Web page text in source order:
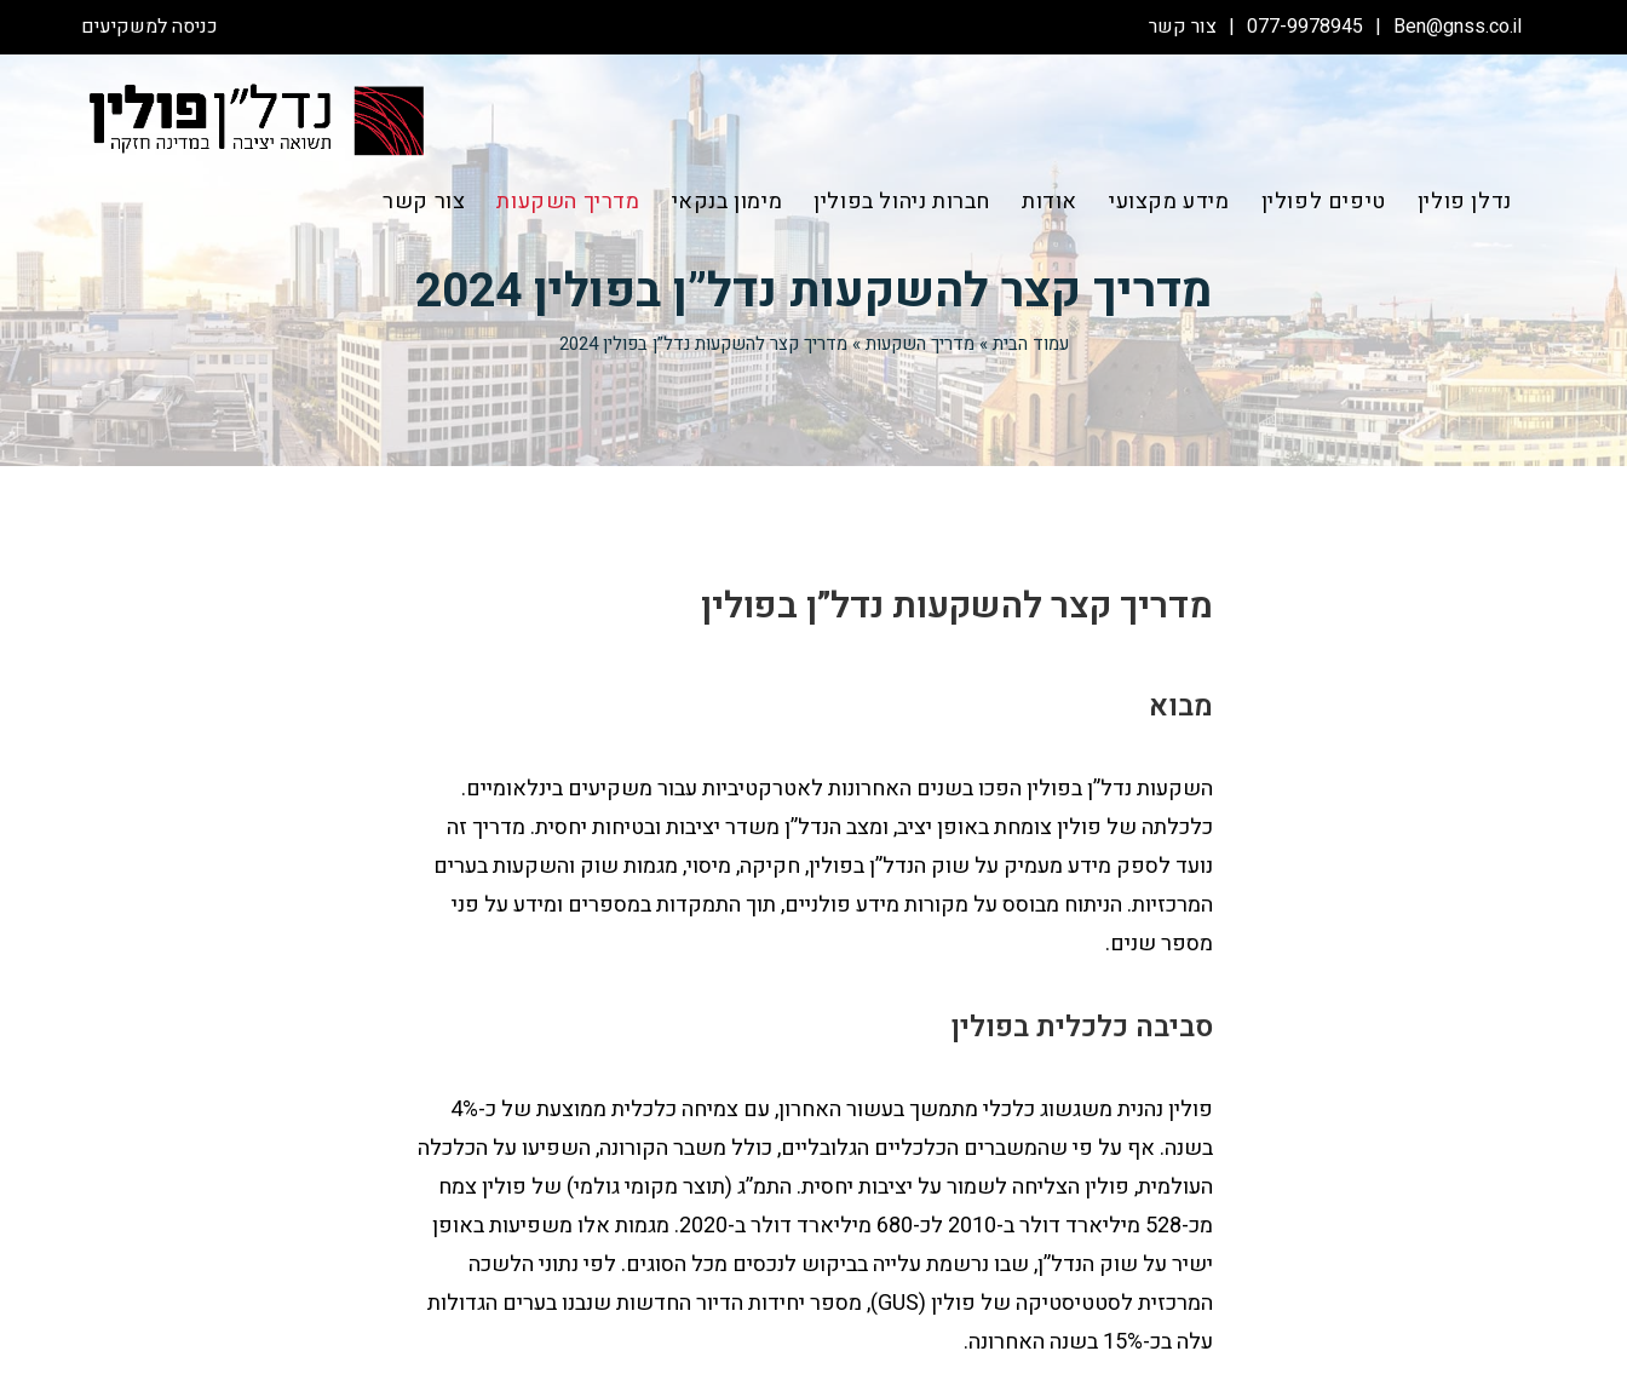
Ben@gnss.co.il
077-9978945 צור קשר כניסה למשקיעים
נדלן פולין טיפים לפולין מידע מקצועי אודות חברות ניהול בפולין מימון בנקאי מדריך השקעות צור קשר
מדריך קצר להשקעות נדל”ן בפולין 2024
עמוד הבית»מדריך השקעות»מדריך קצר להשקעות נדל”ן בפולין 2024
מדריך קצר להשקעות נדל”ן בפולין
מבוא
השקעות נדל”ן בפולין הפכו בשנים האחרונות לאטרקטיביות עבור משקיעים בינלאומיים.
כלכלתה של פולין צומחת באופן יציב, ומצב הנדל”ן משדר יציבות ובטיחות יחסית. מדריך זה
נועד לספק מידע מעמיק על שוק הנדל”ן בפולין, חקיקה, מיסוי, מגמות שוק והשקעות בערים
המרכזיות. הניתוח מבוסס על מקורות מידע פולניים, תוך התמקדות במספרים ומידע על פני
מספר שנים.
סביבה כלכלית בפולין
פולין נהנית משגשוג כלכלי מתמשך בעשור האחרון, עם צמיחה כלכלית ממוצעת של כ-4%
בשנה. אף על פי שהמשברים הכלכליים הגלובליים, כולל משבר הקורונה, השפיעו על הכלכלה
העולמית, פולין הצליחה לשמור על יציבות יחסית. התמ”ג (תוצר מקומי גולמי) של פולין צמח
מכ-528 מיליארד דולר ב-2010 לכ-680 מיליארד דולר ב-2020. מגמות אלו משפיעות באופן
ישיר על שוק הנדל”ן, שבו נרשמת עלייה בביקוש לנכסים מכל הסוגים. לפי נתוני הלשכה
המרכזית לסטטיסטיקה של פולין (GUS), מספר יחידות הדיור החדשות שנבנו בערים הגדולות
עלה בכ-15% בשנה האחרונה.